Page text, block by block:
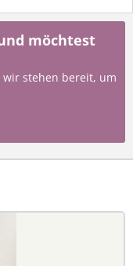
möchtest
wir stehen bereit, um